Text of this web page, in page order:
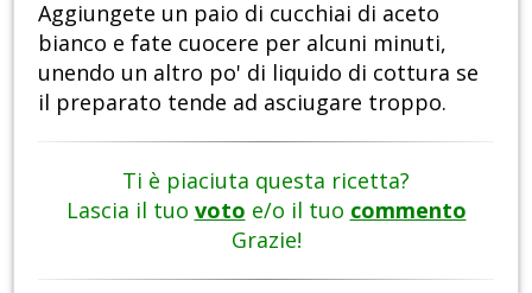
Aggiungete un paio di cucchiai di aceto
bianco e fate cuocere per alcuni minuti,
unendo un altro po' di liquido di cottura se
il preparato tende ad asciugare troppo.
Ti è piaciuta questa ricetta?
Lascia il tuo voto e/o il tuo commento
Grazie!